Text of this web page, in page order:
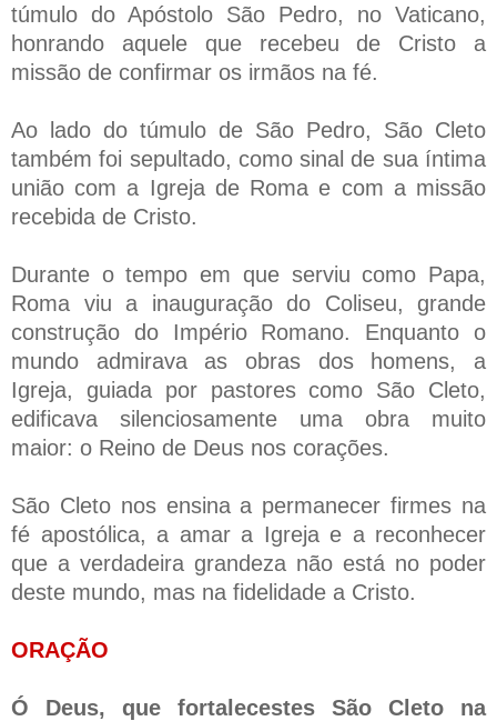
túmulo do Apóstolo São Pedro, no Vaticano,
honrando aquele que recebeu de Cristo a
missão de confirmar os irmãos na fé.
Ao lado do túmulo de São Pedro, São Cleto
também foi sepultado, como sinal de sua íntima
união com a Igreja de Roma e com a missão
recebida de Cristo.
Durante o tempo em que serviu como Papa,
Roma viu a inauguração do Coliseu, grande
construção do Império Romano. Enquanto o
mundo admirava as obras dos homens, a
Igreja, guiada por pastores como São Cleto,
edificava silenciosamente uma obra muito
maior: o Reino de Deus nos corações.
São Cleto nos ensina a permanecer firmes na
fé apostólica, a amar a Igreja e a reconhecer
que a verdadeira grandeza não está no poder
deste mundo, mas na fidelidade a Cristo.
ORAÇÃO
Ó Deus, que fortalecestes São Cleto na